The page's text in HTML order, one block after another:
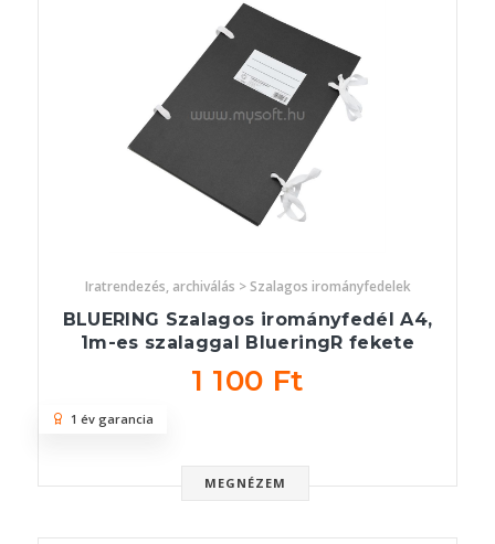
Iratrendezés, archiválás > Szalagos irományfedelek
BLUERING Szalagos irományfedél A4,
1m-es szalaggal BlueringR fekete
1 100 Ft
MEGNÉZEM
1 év garancia